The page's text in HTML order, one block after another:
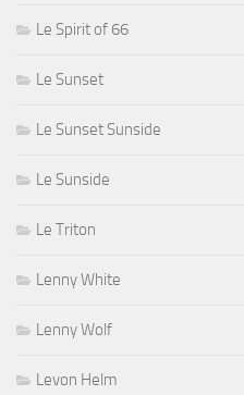
Le Spirit of 66
Le Sunset
Le Sunset Sunside
Le Sunside
Le Triton
Lenny White
Lenny Wolf
Levon Helm